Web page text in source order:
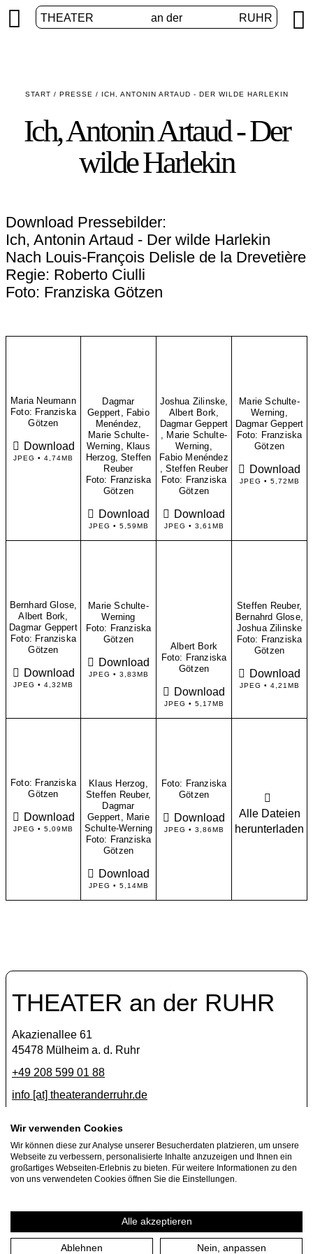
THEATER an der RUHR
 
START / PRESSE / ICH, ANTONIN ARTAUD - DER WILDE HARLEKIN
Ich, Antonin Artaud - Der
wilde Harlekin
Download Pressebilder:
Ich, Antonin Artaud - Der wilde Harlekin
Nach Louis-François Delisle de la Drevetière
Regie: Roberto Ciulli
Foto: Franziska Götzen
Maria Neumann
Foto: Franziska
Götzen
Download
JPEG • 4,74MB
Dagmar
Geppert, Fabio
Menéndez,
Marie Schulte-
Werning, Klaus
Herzog, Steffen
Reuber
Foto: Franziska
Götzen
Download
JPEG • 5,59MB
Joshua Zilinske,
Albert Bork,
Dagmar Geppert
, Marie Schulte-
Werning,
Fabio Menéndez
, Steffen Reuber
Foto: Franziska
Götzen
Download
JPEG • 3,61MB
Marie Schulte-
Werning,
Dagmar Geppert
Foto: Franziska
Götzen
Download
JPEG • 5,72MB
Bernhard Glose,
Albert Bork,
Dagmar Geppert
Foto: Franziska
Götzen
Download
JPEG • 4,32MB
Marie Schulte-
Werning
Foto: Franziska
Götzen
Download
JPEG • 3,83MB
Albert Bork
Foto: Franziska
Götzen
Download
JPEG • 5,17MB
Steffen Reuber,
Bernahrd Glose,
Joshua Zilinske
Foto: Franziska
Götzen
Download
JPEG • 4,21MB
Foto: Franziska
Götzen
Download
JPEG • 5,09MB
Klaus Herzog,
Steffen Reuber,
Dagmar
Geppert, Marie
Schulte-Werning
Foto: Franziska
Götzen
Download
JPEG • 5,14MB
Foto: Franziska
Götzen
Download
JPEG • 3,86MB
Alle Dateien
herunterladen
THEATER an der RUHR
Akazienallee 61
45478 Mülheim a. d. Ruhr
+49 208 599 01 88
info [​at​] theateranderruhr.de
Facebook
Instagram
Newsletter
Datenschutzerklärung Cookie-Einstellungen
Wir verwenden Cookies
Wir können diese zur Analyse unserer Besucherdaten platzieren, um unsere
Webseite zu verbessern, personalisierte Inhalte anzuzeigen und Ihnen ein
großartiges Webseiten-Erlebnis zu bieten. Für weitere Informationen zu den
von uns verwendeten Cookies öffnen Sie die Einstellungen.
Alle akzeptieren
Ablehnen Nein, anpassen